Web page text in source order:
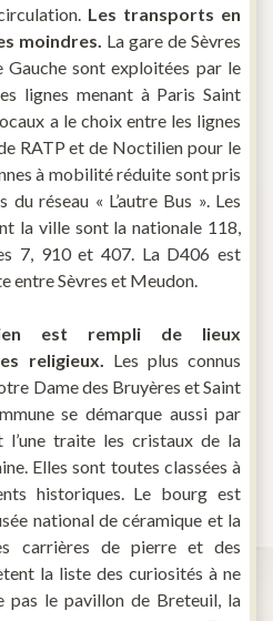
Les transports en
moindres. La gare de Sèvres
Gauche sont exploitées par le
lignes menant à Paris Saint
a le choix entre les lignes
RATP et de Noctilien pour le
à mobilité réduite sont pris
réseau « L’autre Bus ». Les
la ville sont la nationale 118,
7, 910 et 407. La D406 est
entre Sèvres et Meudon.
est rempli de lieux
religieux. Les plus connus
Dame des Bruyères et Saint
se démarque aussi par
l’une traite les cristaux de la
Elles sont toutes classées à
historiques. Le bourg est
national de céramique et la
carrières de pierre et des
la liste des curiosités à ne
pas le pavillon de Breteuil, la